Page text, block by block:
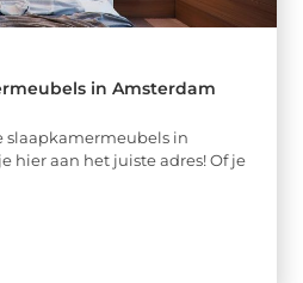
in Amsterdam
slaapkamermeubels in
hier aan het juiste adres! Of je